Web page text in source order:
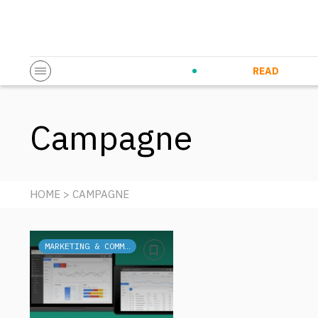
READ
Campagne
HOME > CAMPAGNE
MARKETING & COMMUNICATION